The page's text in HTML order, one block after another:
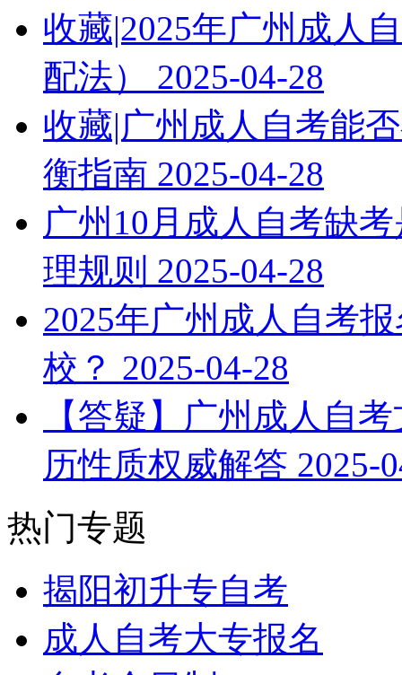
收藏|2025年广州成人
配法）
2025-04-28
收藏|广州成人自考能
衡指南 2025-04-28
广州10月成人自考缺
理规则 2025-04-28
2025年广州成人自考
校？ 2025-04-28
【答疑】广州成人自
历性质权威解答 2025-
热门专题
揭阳初升专自考
成人自考大专报名